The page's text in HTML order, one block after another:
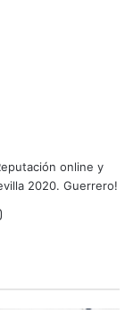
online y
2020. Guerrero!
Instagram